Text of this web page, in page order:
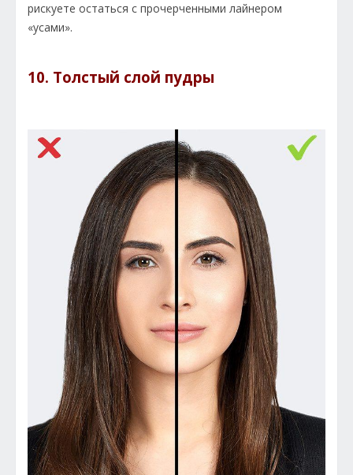
рискуете остаться с прочерченными лайнером
«усами».
10. Толстый слой пудры